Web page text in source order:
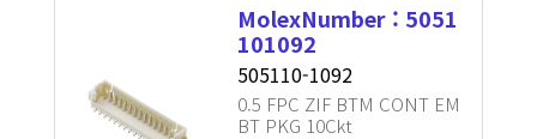
MolexNumber : 5051
101092
505110-1092
0.5 FPC ZIF BTM CONT EM
BT PKG 10Ckt